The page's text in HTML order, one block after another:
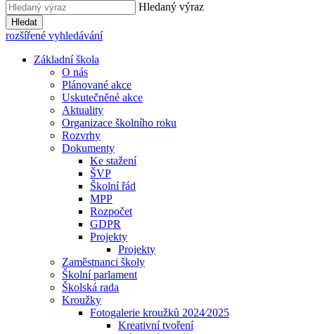
Hledaný výraz
Hledat
rozšířené vyhledávání
Základní škola
O nás
Plánované akce
Uskutečněné akce
Aktuality
Organizace školního roku
Rozvrhy
Dokumenty
Ke stažení
ŠVP
Školní řád
MPP
Rozpočet
GDPR
Projekty
Projekty
Zaměstnanci školy
Školní parlament
Školská rada
Kroužky
Fotogalerie kroužků 2024⁄2025
Kreativní tvoření